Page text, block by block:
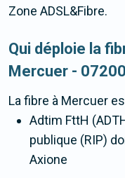
Zone ADSL&Fibre.
Qui déploie la
Mercuer - 07200
La fibre à Mercuer
Adtim FttH
publique (RIP)
Axione